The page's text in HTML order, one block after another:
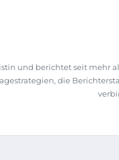
und berichtet seit mehr
die